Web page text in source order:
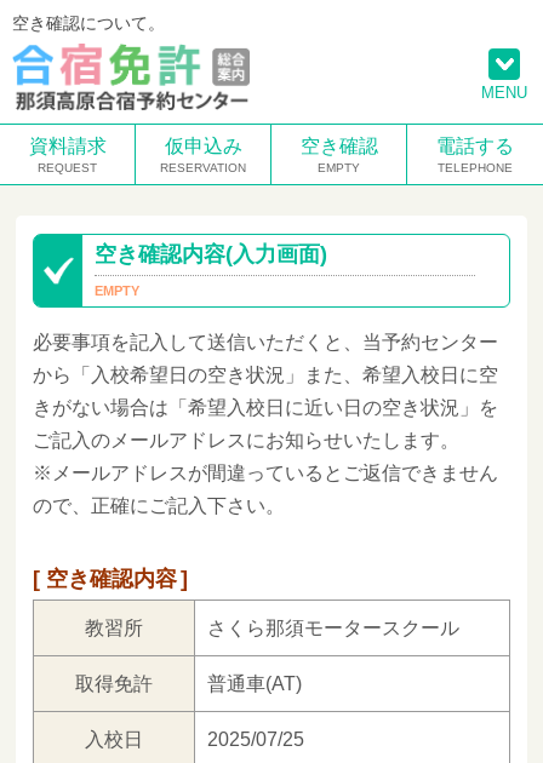
空き確認について。
資料請求 仮申込み 空き確認 電話する
空き確認内容(入力画面)
必要事項を記入して送信いただくと、当予約センター
から「入校希望日の空き状況」また、希望入校日に空
きがない場合は「希望入校日に近い日の空き状況」を
ご記入のメールアドレスにお知らせいたします。
※メールアドレスが間違っているとご返信できません
ので、正確にご記入下さい。
空き確認内容
教習所 さくら那須モータースクール
取得免許 普通車(AT)
入校日 2025/07/25
MENU